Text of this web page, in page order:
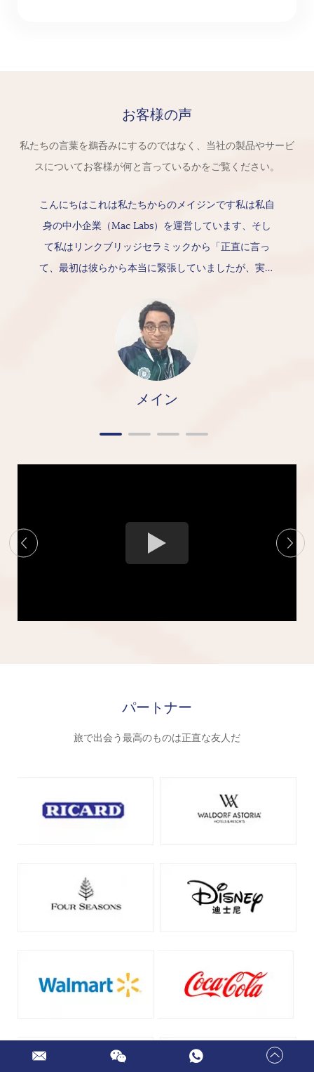
お客様の声
私たちの言葉を鵜呑みにするのではなく、当社の製品やサービ
スについてお客様が何と言っているかをご覧ください。
こんにちはこれは私たちからのメイジンです私は私自
身の中小企業（Mac Labs）を運営しています、そし
て私はリンクブリッジセラミックから「正直に言っ
て、最初は彼らから本当に緊張していましたが、実際
ラミック自体は素晴らしい質感を持っています。
メイン
パートナー
旅で出会う最高のものは正直な友人だ